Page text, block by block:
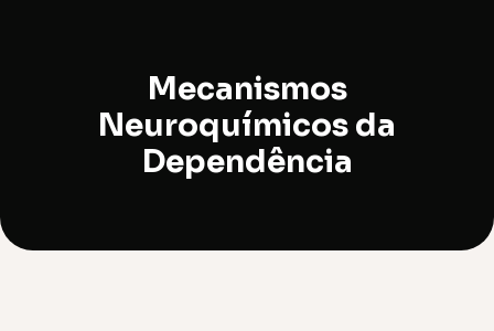
Mecanismos
Neuroquímicos da
Dependência